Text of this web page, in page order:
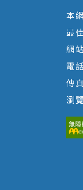
本
最
網
電
傳
瀏